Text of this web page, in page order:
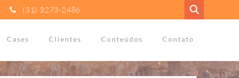
(31) 3273-2486
Cases Clientes Conteúdos Contato